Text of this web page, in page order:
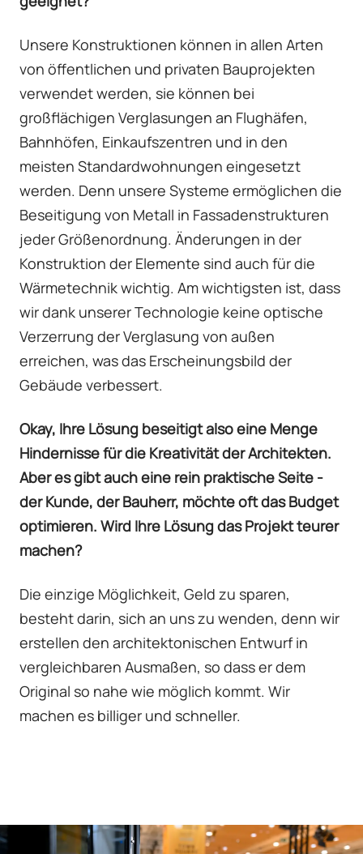
Unsere Konstruktionen können in allen Arten
von öffentlichen und privaten Bauprojekten
verwendet werden, sie können bei
großflächigen Verglasungen an Flughäfen,
Bahnhöfen, Einkaufszentren und in den
meisten Standardwohnungen eingesetzt
werden. Denn unsere Systeme ermöglichen die
Beseitigung von Metall in Fassadenstrukturen
jeder Größenordnung. Änderungen in der
Konstruktion der Elemente sind auch für die
Wärmetechnik wichtig. Am wichtigsten ist, dass
wir dank unserer Technologie keine optische
Verzerrung der Verglasung von außen
erreichen, was das Erscheinungsbild der
Gebäude verbessert.
Okay, Ihre Lösung beseitigt also eine Menge
Hindernisse für die Kreativität der Architekten.
Aber es gibt auch eine rein praktische Seite -
der Kunde, der Bauherr, möchte oft das Budget
optimieren. Wird Ihre Lösung das Projekt teurer
machen?
Die einzige Möglichkeit, Geld zu sparen,
besteht darin, sich an uns zu wenden, denn wir
erstellen den architektonischen Entwurf in
vergleichbaren Ausmaßen, so dass er dem
Original so nahe wie möglich kommt. Wir
machen es billiger und schneller.